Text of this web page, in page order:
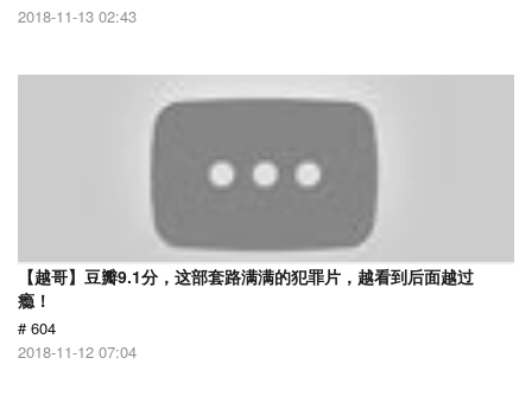
2018-11-13 02:43
【越哥】豆瓣9.1分，这部套路满满的犯罪片，越看到后面越过
瘾！
# 604
2018-11-12 07:04